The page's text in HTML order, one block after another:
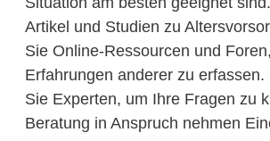
Artikel und Studien zu
Sie Online-Ressourcen und
Erfahrungen anderer zu erfassen.
Sie Experten, um Ihre Fragen zu
Beratung in Anspruch nehmen